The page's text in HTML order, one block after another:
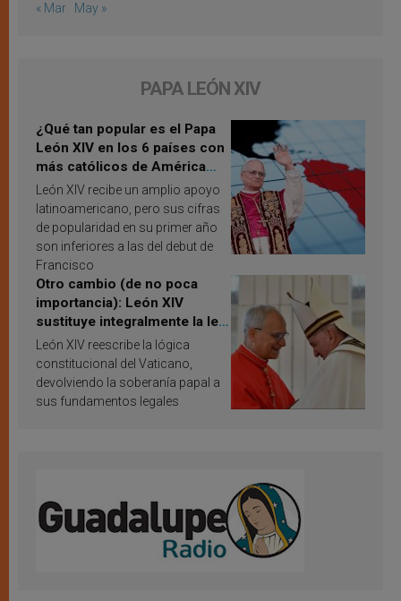
« Mar May »
PAPA LEÓN XIV
¿Qué tan popular es el Papa
León XIV en los 6 países con
más católicos de América
Latina en 2026? Publican
resultados de investigación
León XIV recibe un amplio apoyo
latinoamericano, pero sus cifras
de popularidad en su primer año
son inferiores a las del debut de
Francisco
Otro cambio (de no poca
importancia): León XIV
sustituye integralmente la ley
vaticana de Papa Francisco
León XIV reescribe la lógica
constitucional del Vaticano,
devolviendo la soberanía papal a
sus fundamentos legales